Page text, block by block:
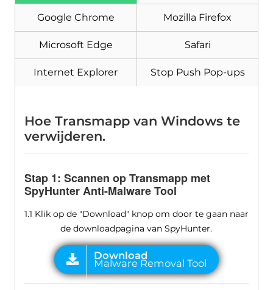
Google Chrome Mozilla Firefox
Microsoft Edge Safari
Internet Explorer Stop Push Pop-ups
Hoe Transmapp van Windows te
verwijderen.
Stap 1: Scannen op Transmapp met
SpyHunter Anti-Malware Tool
1.1 Klik op de "Download" knop om door te gaan naar
de downloadpagina van SpyHunter.